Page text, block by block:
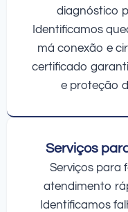
diagnóstico
Identificamos
má conexão e
certificado
e proteção
Serviços
Serviços para
atendimento
Identificamos